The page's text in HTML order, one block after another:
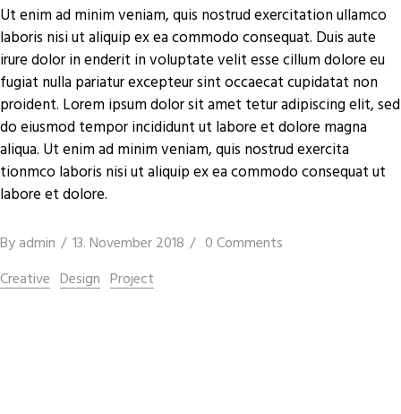
Ut enim ad minim veniam, quis nostrud exercitation ullamco
laboris nisi ut aliquip ex ea commodo consequat. Duis aute
irure dolor in enderit in voluptate velit esse cillum dolore eu
fugiat nulla pariatur excepteur sint occaecat cupidatat non
proident. Lorem ipsum dolor sit amet tetur adipiscing elit, sed
do eiusmod tempor incididunt ut labore et dolore magna
aliqua. Ut enim ad minim veniam, quis nostrud exercita
tionmco laboris nisi ut aliquip ex ea commodo consequat ut
labore et dolore.
Byadmin 13. November 2018
0 Comments
Creative Design Project